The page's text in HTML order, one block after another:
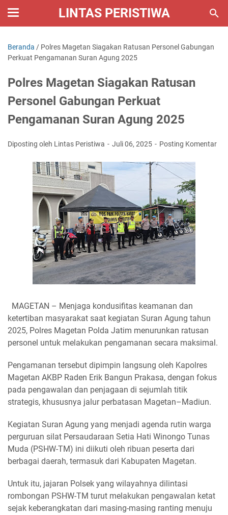
LINTAS PERISTIWA
Beranda / Polres Magetan Siagakan Ratusan Personel Gabungan
Perkuat Pengamanan Suran Agung 2025
Polres Magetan Siagakan Ratusan
Personel Gabungan Perkuat
Pengamanan Suran Agung 2025
Diposting oleh Lintas Peristiwa Juli 06, 2025 Posting Komentar
MAGETAN – Menjaga kondusifitas keamanan dan
ketertiban masyarakat saat kegiatan Suran Agung tahun
2025, Polres Magetan Polda Jatim menurunkan ratusan
personel untuk melakukan pengamanan secara maksimal.
Pengamanan tersebut dipimpin langsung oleh Kapolres
Magetan AKBP Raden Erik Bangun Prakasa, dengan fokus
pada pengawalan dan penjagaan di sejumlah titik
strategis, khususnya jalur perbatasan Magetan–Madiun.
Kegiatan Suran Agung yang menjadi agenda rutin warga
perguruan silat Persaudaraan Setia Hati Winongo Tunas
Muda (PSHW-TM) ini diikuti oleh ribuan peserta dari
berbagai daerah, termasuk dari Kabupaten Magetan.
Untuk itu, jajaran Polsek yang wilayahnya dilintasi
rombongan PSHW-TM turut melakukan pengawalan ketat
sejak keberangkatan dari masing-masing ranting menuju